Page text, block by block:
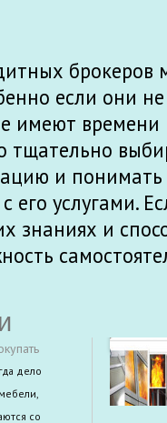
если они
имеют времени
тщательно
и
его услугами.
знаниях и
дело
со